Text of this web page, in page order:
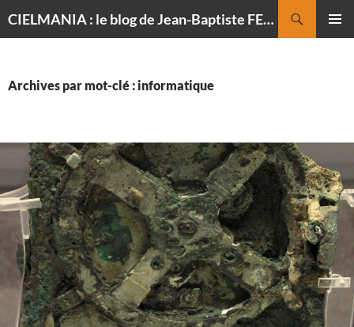
CIELMANIA : le blog de Jean-Baptiste FELDMANN, photographe du ciel
Archives par mot-clé : informatique